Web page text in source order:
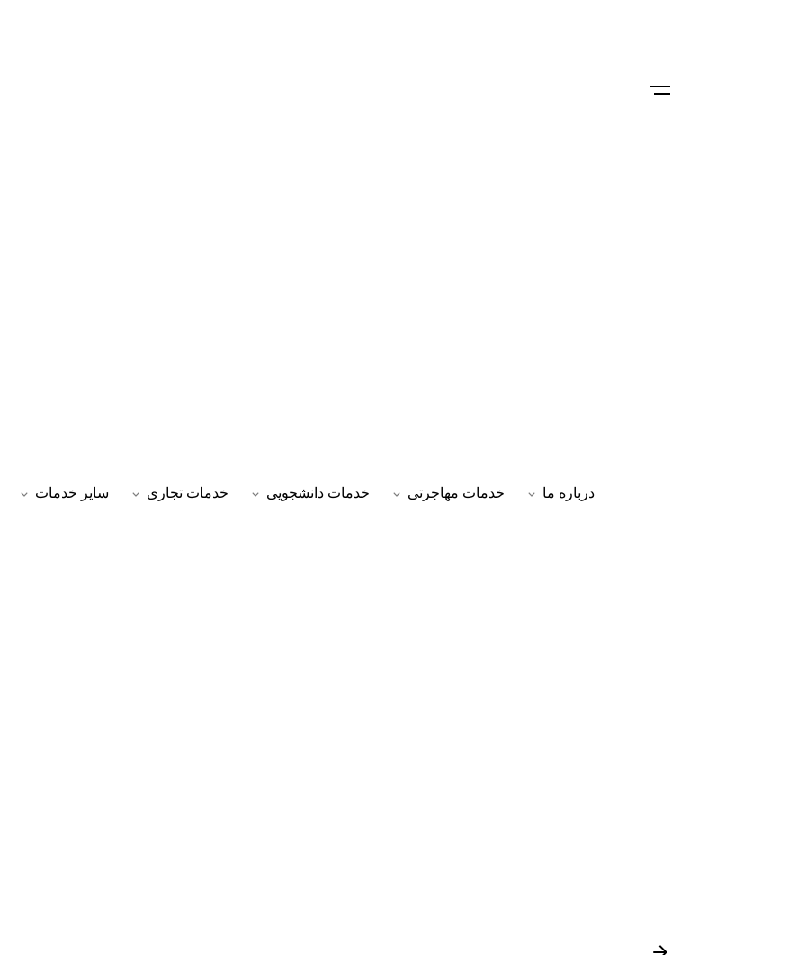
درباره ما خدمات مهاجرتی خدمات دانشجویی خدمات تجاری سایر خدمات